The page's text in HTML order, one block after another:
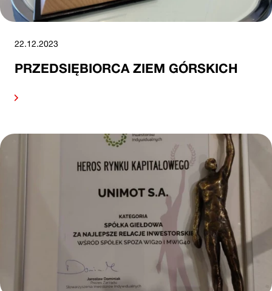
22.12.2023
PRZEDSIĘBIORCA ZIEM GÓRSKICH